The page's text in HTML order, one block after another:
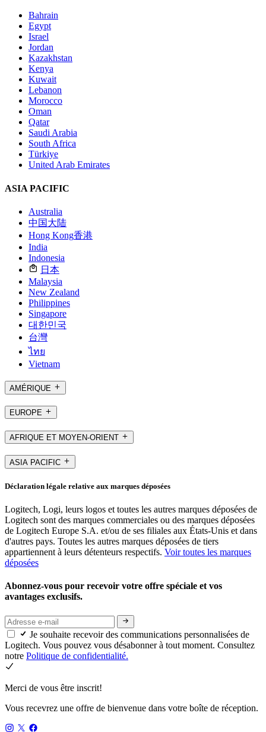
Bahrain
Egypt
Israel
Jordan
Kazakhstan
Kenya
Kuwait
Lebanon
Morocco
Oman
Qatar
Saudi Arabia
South Africa
Türkiye
United Arab Emirates
ASIA PACIFIC
Australia
中国大陆
Hong Kong香港
India
Indonesia
日本
Malaysia
New Zealand
Philippines
Singapore
대한민국
台灣
ไทย
Vietnam
AMÉRIQUE
EUROPE
AFRIQUE ET MOYEN-ORIENT
ASIA PACIFIC
Déclaration légale relative aux marques déposées
Logitech, Logi, leurs logos et toutes les autres marques déposées de
Logitech sont des marques commerciales ou des marques déposées
de Logitech Europe S.A. et/ou de ses filiales aux États-Unis et dans
d'autres pays. Toutes les autres marques déposées de tiers
appartiennent à leurs détenteurs respectifs. Voir toutes les marques
déposées
Abonnez-vous pour recevoir votre offre spéciale et vos
avantages exclusifs.
Je souhaite recevoir des communications personnalisées de
Logitech. Vous pouvez vous désabonner à tout moment. Consultez
notre Politique de confidentialité.
Merci de vous être inscrit!
Vous recevrez une offre de bienvenue dans votre boîte de réception.